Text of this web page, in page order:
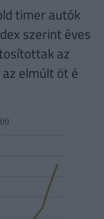
timer autók
szerint éves
az
elmúlt öt é